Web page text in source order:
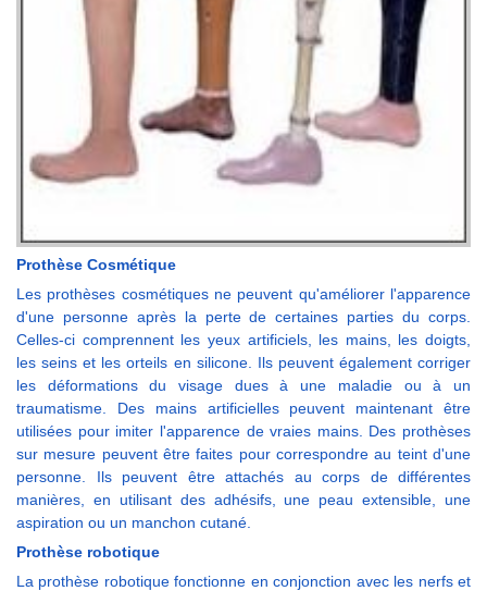
Prothèse Cosmétique
Les prothèses cosmétiques ne peuvent qu'améliorer l'apparence
d'une personne après la perte de certaines parties du corps.
Celles-ci comprennent les yeux artificiels, les mains, les doigts,
les seins et les orteils en silicone. Ils peuvent également corriger
les déformations du visage dues à une maladie ou à un
traumatisme. Des mains artificielles peuvent maintenant être
utilisées pour imiter l'apparence de vraies mains. Des prothèses
sur mesure peuvent être faites pour correspondre au teint d'une
personne. Ils peuvent être attachés au corps de différentes
manières, en utilisant des adhésifs, une peau extensible, une
aspiration ou un manchon cutané.
Prothèse robotique
La prothèse robotique fonctionne en conjonction avec les nerfs et